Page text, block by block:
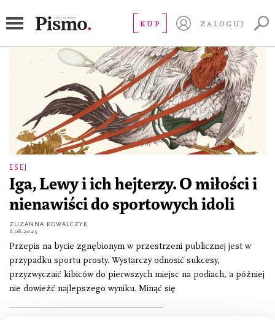
KUP ZALOGUJ
ESEJ
Iga, Lewy i ich hejterzy. O miłości i
nienawiści do sportowych idoli
ZUZANNA KOWALCZYK
6.08.2025
Przepis na bycie zgnębionym w przestrzeni publicznej jest w
przypadku sportu prosty. Wystarczy odnosić sukcesy,
przyzwyczaić kibiców do pierwszych miejsc na podiach, a później
nie dowieźć najlepszego wyniku. Minąć się